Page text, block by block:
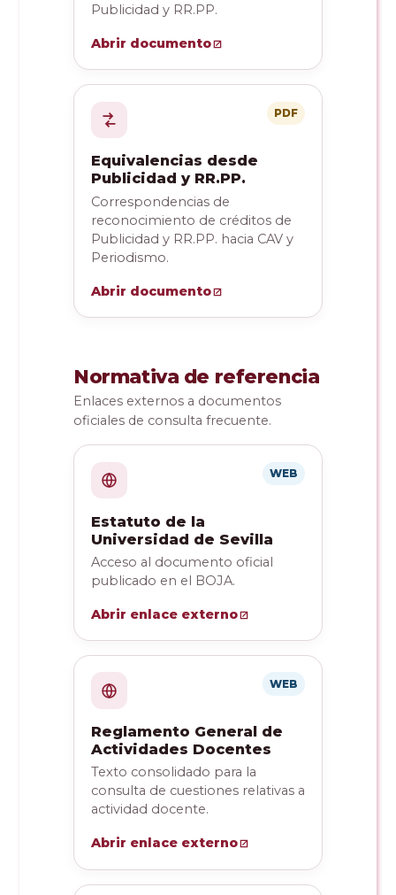
Publicidad y RR.PP.
Abrir documento
PDF
Equivalencias desde
Publicidad y RR.PP.
Correspondencias de
reconocimiento de créditos de
Publicidad y RR.PP. hacia CAV y
Periodismo.
Abrir documento
Normativa de referencia
Enlaces externos a documentos
oficiales de consulta frecuente.
WEB
Estatuto de la
Universidad de Sevilla
Acceso al documento oficial
publicado en el BOJA.
Abrir enlace externo
WEB
Reglamento General de
Actividades Docentes
Texto consolidado para la
consulta de cuestiones relativas a
actividad docente.
Abrir enlace externo